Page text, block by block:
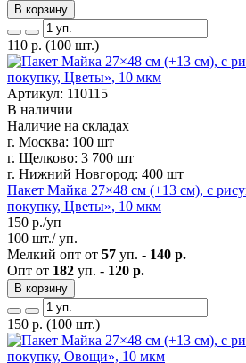
В корзину
110 р. (100 шт.)
Артикул: 110115
В наличии
Наличие на складах
г. Москва: 100 шт
г. Щелково: 3 700 шт
г. Нижний Новгород: 400 шт
Пакет Майка 27×48 см (+13 см), с
покупку, Цветы», 10 мкм
150 р./уп
100 шт./ уп.
Мелкий опт от 57 уп. - 140 р.
Опт от 182 уп. - 120 р.
В корзину
150 р. (100 шт.)